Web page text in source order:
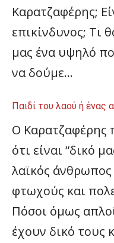
Καρατζαφέρης;
επικίνδυνος; Τι
μας ένα υψηλό
να δούμε…
Παιδί του λαού ή ένας
Ο Καρατζαφέρης
ότι είναι “δικό
λαϊκός άνθρωπος
φτωχούς και
Πόσοι όμως
έχουν δικό τους